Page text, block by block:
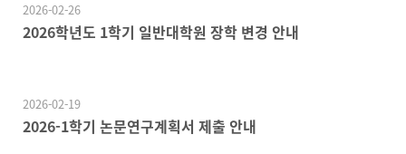
2026-02-26
2026학년도 1학기 일반대학원 장학 변경 안내
2026-02-19
2026-1학기 논문연구계획서 제출 안내